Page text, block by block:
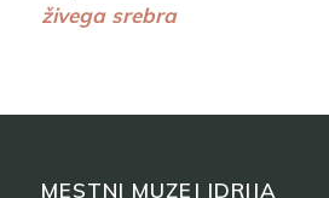
živega srebra
MESTNI MUZEJ IDRIJA